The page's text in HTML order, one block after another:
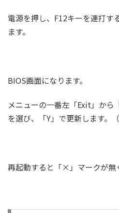
電源を押し、F12キーを連打す
ます。
BIOS画面になります。
メニューの一番左「Exit」から
を選び、「Y」で更新します。
再起動すると「×」マークが無